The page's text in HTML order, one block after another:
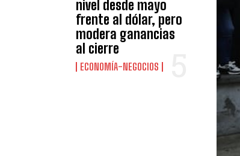
nivel desde mayo
frente al dólar, pero
modera ganancias
al cierre
ECONOMÍA-NEGOCIOS